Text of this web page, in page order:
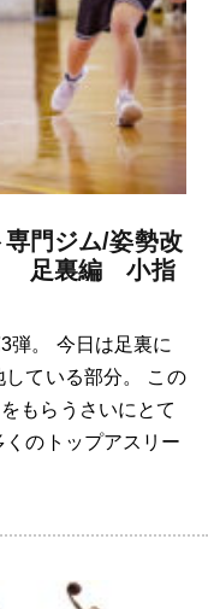
門ジム/姿勢改
足裏編 小指
弾。 今日は足裏に
ている部分。 この
もらうさいにとて
のトップアスリー